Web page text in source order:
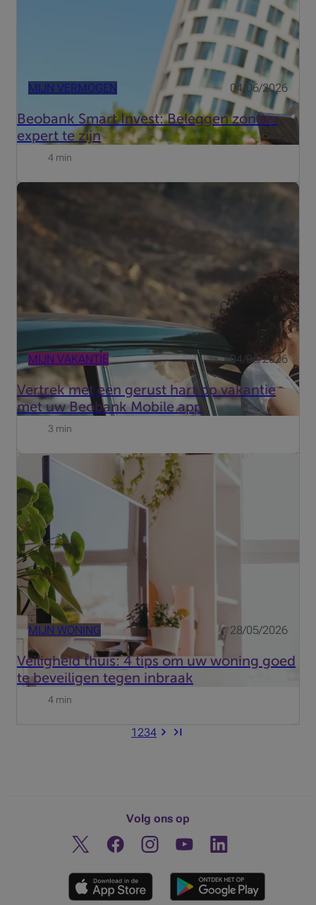
MIJN VERMOGEN 04/06/2026
Beobank Smart Invest: Beleggen zonder
expert te zijn
4 min
MIJN VAKANTIE 04/06/2026
Vertrek met een gerust hart op vakantie
met uw Beobank Mobile app
Vertrekt u binnenkort op vakantie? Dankzij de Beobank
rekeningen makkelijk en veilig opvolgen.
3 min
MIJN WONING 28/05/2026
Veiligheid thuis: 4 tips om uw woning goed
te beveiligen tegen inbraak
De dagen worden korter, de nachten langer en dat is
precies wat inbrekers nodig hebben. Hoe beveiligt u uw
huis of appartement optimaal?
4 min
1 234
Volg ons op
Twitter FacebookInstagramOntdek ons YouTube-kanaal
Linkedin